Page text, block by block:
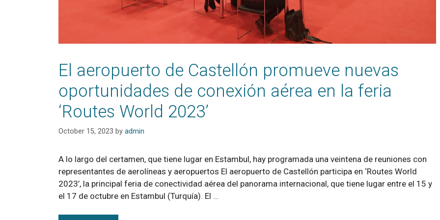
El aeropuerto de Castellón promueve nuevas
oportunidades de conexión aérea en la feria
‘Routes World 2023’
October 15, 2023 by admin
A lo largo del certamen, que tiene lugar en Estambul, hay programada una veintena de reuniones con
representantes de aerolíneas y aeropuertos El aeropuerto de Castellón participa en ‘Routes World
2023’, la principal feria de conectividad aérea del panorama internacional, que tiene lugar entre el 15 y
el 17 de octubre en Estambul (Turquía). El …